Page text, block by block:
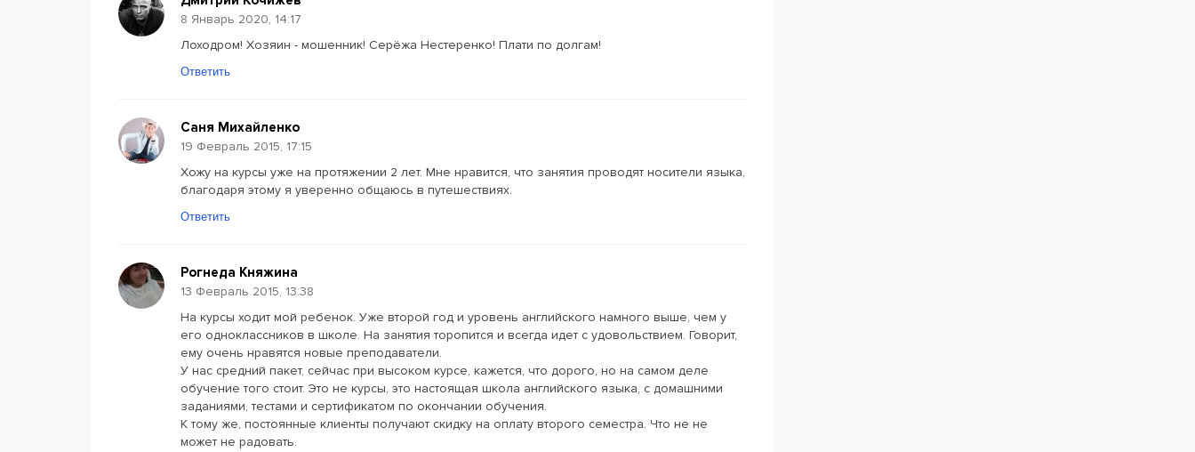
8 Январь 2020, 14:17
Лоходром! Хозяин - мошенник! Серёжа Нестеренко! Плати по долгам!
Ответить
Саня Михайленко
19 Февраль 2015, 17:15
Хожу на курсы уже на протяжении 2 лет. Мне нравится, что занятия проводят носители языка,
благодаря этому я уверенно общаюсь в путешествиях.
Ответить
Рогнеда Княжина
13 Февраль 2015, 13:38
На курсы ходит мой ребенок. Уже второй год и уровень английского намного выше, чем у
его одноклассников в школе. На занятия торопится и всегда идет с удовольствием. Говорит,
ему очень нравятся новые преподаватели.
У нас средний пакет, сейчас при высоком курсе, кажется, что дорого, но на самом деле
обучение того стоит. Это не курсы, это настоящая школа английского языка, с домашними
заданиями, тестами и сертификатом по окончании обучения.
К тому же, постоянные клиенты получают скидку на оплату второго семестра. Что не не
может не радовать.